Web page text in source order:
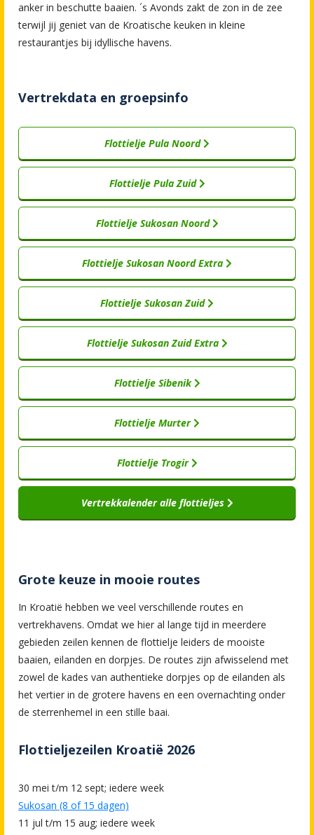
anker in beschutte baaien. ´s Avonds zakt de zon in de zee
terwijl jij geniet van de Kroatische keuken in kleine
restaurantjes bij idyllische havens.
Vertrekdata en groepsinfo
Flottielje Pula Noord
Flottielje Pula Zuid
Flottielje Sukosan Noord
Flottielje Sukosan Noord Extra
Flottielje Sukosan Zuid
Flottielje Sukosan Zuid Extra
Flottielje Sibenik
Flottielje Murter
Flottielje Trogir
Vertrekkalender alle flottieljes
Grote keuze in mooie routes
In Kroatië hebben we veel verschillende routes en
vertrekhavens. Omdat we hier al lange tijd in meerdere
gebieden zeilen kennen de flottielje leiders de mooiste
baaien, eilanden en dorpjes. De routes zijn afwisselend met
zowel de kades van authentieke dorpjes op de eilanden als
het vertier in de grotere havens en een overnachting onder
de sterrenhemel in een stille baai.
Flottieljezeilen Kroatië 2026
30 mei t/m 12 sept; iedere week
Sukosan (8 of 15 dagen)
11 jul t/m 15 aug; iedere week